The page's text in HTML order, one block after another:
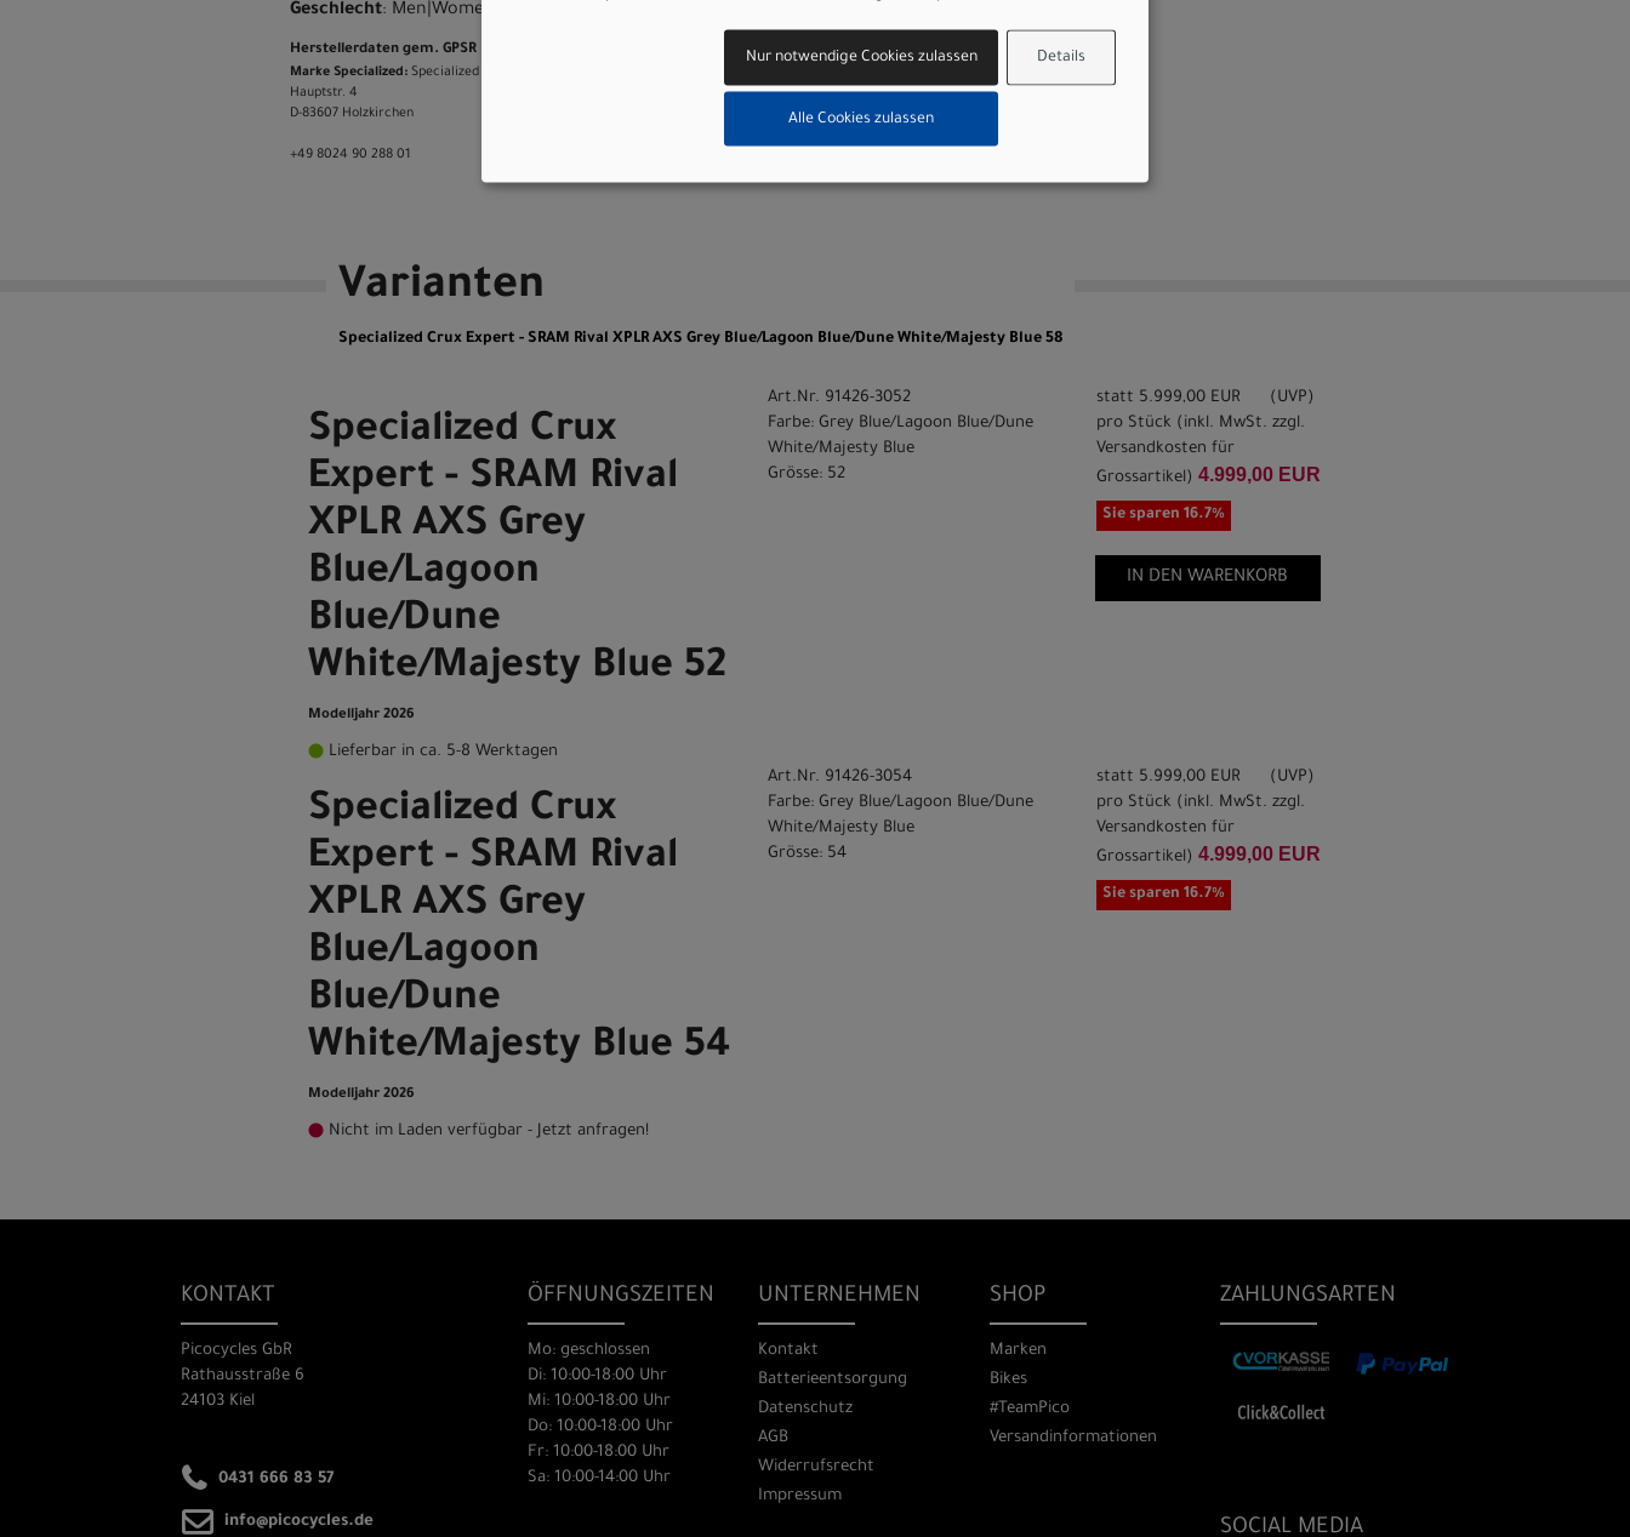
Geschlecht: Men|Women
Herstellerdaten gem. GPSR
Marke Specialized: Specialized Germany GmbH
Hauptstr. 4
D-83607 Holzkirchen
+49 8024 90 288 01
Varianten
Specialized Crux Expert - SRAM Rival XPLR AXS Grey Blue/Lagoon Blue/Dune White/Majesty Blue 58
Specialized Crux
Expert - SRAM Rival
XPLR AXS Grey
Blue/Lagoon
Blue/Dune
White/Majesty Blue 52
Modelljahr 2026
Lieferbar in ca. 5-8 Werktagen
Art.Nr. 91426-3052
Farbe: Grey Blue/Lagoon Blue/Dune
White/Majesty Blue
Grösse: 52
statt 5.999,00 EUR ( UVP )
pro Stück (inkl. MwSt. zzgl.
Versandkosten für
Grossartikel ) 4.999,00 EUR
Sie sparen 16.7%
IN DEN WARENKORB
Specialized Crux
Expert - SRAM Rival
XPLR AXS Grey
Blue/Lagoon
Blue/Dune
White/Majesty Blue 54
Modelljahr 2026
Nicht im Laden verfügbar - Jetzt anfragen!
Art.Nr. 91426-3054
Farbe: Grey Blue/Lagoon Blue/Dune
White/Majesty Blue
Grösse: 54
statt 5.999,00 EUR ( UVP )
pro Stück (inkl. MwSt. zzgl.
Versandkosten für
Grossartikel ) 4.999,00 EUR
Sie sparen 16.7%
KONTAKT
Picocycles GbR
Rathausstraße 6
24103 Kiel
0431 666 83 57
info@picocycles.de
ÖFFNUNGSZEITEN
Mo: geschlossen
Di: 10:00-18:00 Uhr
Mi: 10:00-18:00 Uhr
Do: 10:00-18:00 Uhr
Fr: 10:00-18:00 Uhr
Sa: 10:00-14:00 Uhr
UNTERNEHMEN
Kontakt
Batterieentsorgung
Datenschutz
AGB
Widerrufsrecht
Impressum
SHOP
Marken
Bikes
#TeamPico
Versandinformationen
ZAHLUNGSARTEN
SOCIAL MEDIA
Details
Nur notwendige Cookies zulassen
Alle Cookies zulassen